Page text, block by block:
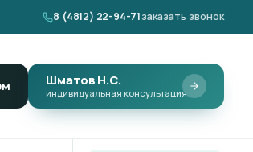
8 (4812) 22-94-71заказать звонок
Шматов Н.С.
индивидуальная консультация